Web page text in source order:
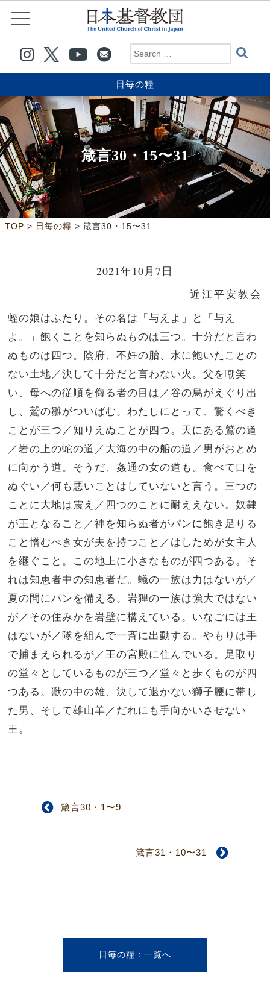
日毎の糧
箴言30・15〜31
TOP > 日毎の糧 > 箴言30・15〜31
2021年10月7日
近江平安教会
蛭の娘はふたり。その名は「与えよ」と「与え
よ。」飽くことを知らぬものは三つ。十分だと言わ
ぬものは四つ。陰府、不妊の胎、水に飽いたことの
ない土地／決して十分だと言わない火。父を嘲笑
い、母への従順を侮る者の目は／谷の烏がえぐり出
し、鷲の雛がついばむ。わたしにとって、驚くべき
ことが三つ／知りえぬことが四つ。天にある鷲の道
／岩の上の蛇の道／大海の中の船の道／男がおとめ
に向かう道。そうだ、姦通の女の道も。食べて口を
ぬぐい／何も悪いことはしていないと言う。三つの
ことに大地は震え／四つのことに耐ええない。奴隷
が王となること／神を知らぬ者がパンに飽き足りる
こと憎むべき女が夫を持つこと／はしためが女主人
を継ぐこと。この地上に小さなものが四つある。そ
れは知恵者中の知恵者だ。蟻の一族は力はないが／
夏の間にパンを備える。岩狸の一族は強大ではない
が／その住みかを岩壁に構えている。いなごには王
はないが／隊を組んで一斉に出動する。やもりは手
で捕まえられるが／王の宮殿に住んでいる。足取り
の堂々としているものが三つ／堂々と歩くものが四
つある。獣の中の雄、決して退かない獅子腰に帯し
た男、そして雄山羊／だれにも手向かいさせない
王。
箴言30・1〜9
箴言31・10〜31
日毎の糧